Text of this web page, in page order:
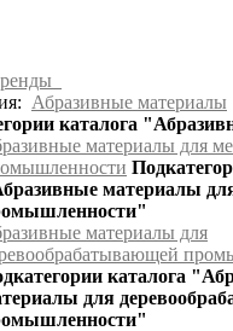
Абразивные материалы
каталога
материалы для
материалы
материалы для
каталога
для